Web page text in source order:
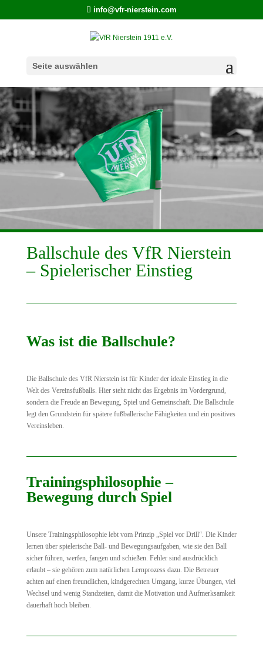
info@vfr-nierstein.com
Seite auswählen
Ballschule des VfR Nierstein
– Spielerischer Einstieg
Was ist die Ballschule?
Die Ballschule des VfR Nierstein ist für Kinder der ideale Einstieg in die
Welt des Vereinsfußballs. Hier steht nicht das Ergebnis im Vordergrund,
sondern die Freude an Bewegung, Spiel und Gemeinschaft. Die Ballschule
legt den Grundstein für spätere fußballerische Fähigkeiten und ein positives
Vereinsleben.
Trainingsphilosophie –
Bewegung durch Spiel
Unsere Trainingsphilosophie lebt vom Prinzip „Spiel vor Drill“. Die Kinder
lernen über spielerische Ball‑ und Bewegungsaufgaben, wie sie den Ball
sicher führen, werfen, fangen und schießen. Fehler sind ausdrücklich
erlaubt – sie gehören zum natürlichen Lernprozess dazu. Die Betreuer
achten auf einen freundlichen, kindgerechten Umgang, kurze Übungen, viel
Wechsel und wenig Standzeiten, damit die Motivation und Aufmerksamkeit
dauerhaft hoch bleiben.